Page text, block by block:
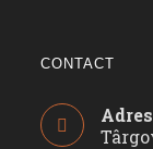
CONTACT